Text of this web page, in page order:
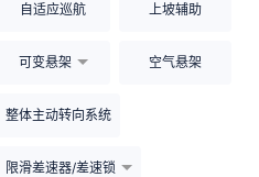
自适应巡航 上坡辅助
可变悬架 空气悬架
整体主动转向系统
限滑差速器/差速锁